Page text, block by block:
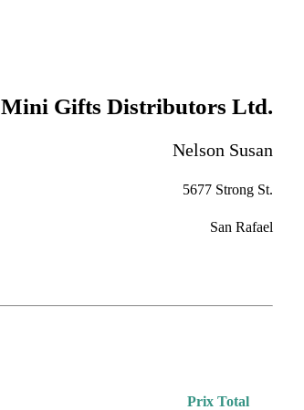
Mini Gifts Distributors Ltd.
Nelson Susan
5677 Strong St.
San Rafael
Prix Total